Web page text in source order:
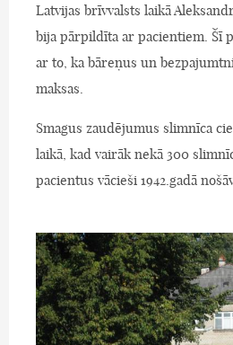
Latvijas brīvvalsts laikā
bija pārpildīta ar pacientiem. Šī
ar to, ka bāreņus un
maksas.
Smagus zaudējumus slimnīca
laikā, kad vairāk nekā 300
pacientus vācieši 1942.gadā